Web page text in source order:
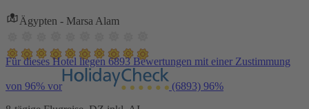
Ägypten - Marsa Alam
Für dieses Hotel liegen 6893 Bewertungen mit einer Zustimmung
von 96% vor (6893) 96%